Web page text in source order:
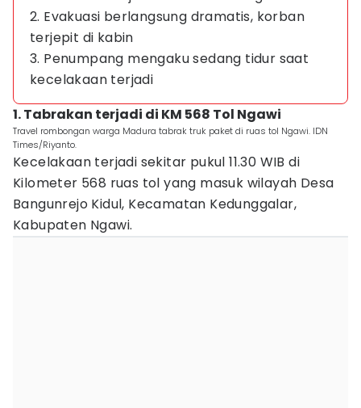
2. Evakuasi berlangsung dramatis, korban
terjepit di kabin
3. Penumpang mengaku sedang tidur saat
kecelakaan terjadi
1. Tabrakan terjadi di KM 568 Tol Ngawi
Travel rombongan warga Madura tabrak truk paket di ruas tol Ngawi. IDN
Times/Riyanto.
Kecelakaan terjadi sekitar pukul 11.30 WIB di
Kilometer 568 ruas tol yang masuk wilayah Desa
Bangunrejo Kidul, Kecamatan Kedunggalar,
Kabupaten Ngawi.